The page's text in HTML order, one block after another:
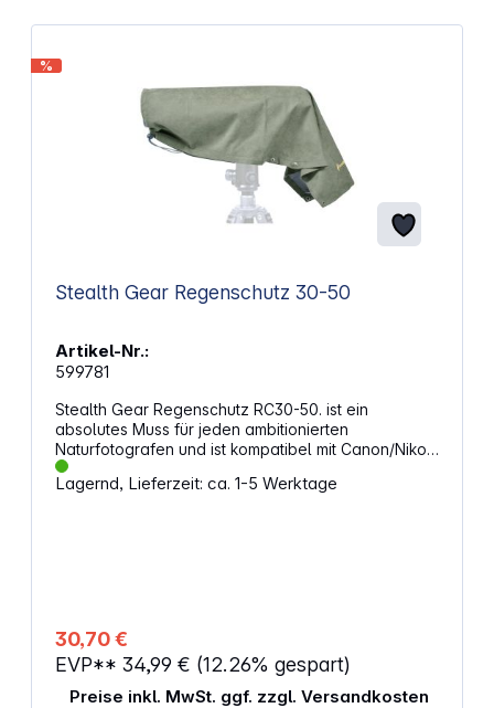
%
Stealth Gear Regenschutz 30-50
Artikel-Nr.:
599781
Stealth Gear Regenschutz RC30-50. ist ein
absolutes Muss für jeden ambitionierten
Naturfotografen und ist kompatibel mit Canon/Nikon
300 mm F2.8 - Nikon 200-400 - Sigma 400 mm F4.5.
Stealth Gear Regenschutz ist einfach anzubringen
Lagernd, Lieferzeit: ca. 1-5 Werktage
30,70 €
EVP** 34,99 € (12.26% gespart)
Preise inkl. MwSt. ggf. zzgl. Versandkosten